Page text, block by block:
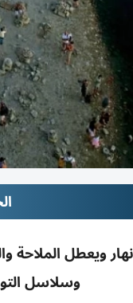
الملاحة
وسلاسل